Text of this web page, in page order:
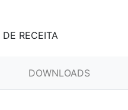
RECEITA
DOWNLOADS